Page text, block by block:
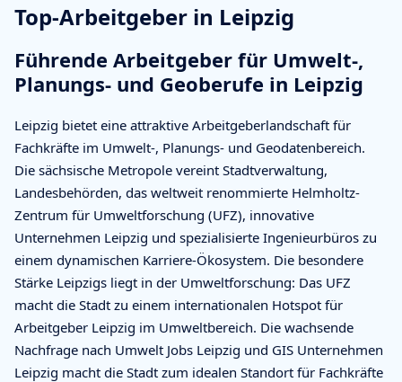
Top-Arbeitgeber in Leipzig
Führende Arbeitgeber für Umwelt-,
Planungs- und Geoberufe in Leipzig
Leipzig bietet eine attraktive Arbeitgeberlandschaft für
Fachkräfte im Umwelt-, Planungs- und Geodatenbereich.
Die sächsische Metropole vereint Stadtverwaltung,
Landesbehörden, das weltweit renommierte Helmholtz-
Zentrum für Umweltforschung (UFZ), innovative
Unternehmen Leipzig und spezialisierte Ingenieurbüros zu
einem dynamischen Karriere-Ökosystem. Die besondere
Stärke Leipzigs liegt in der Umweltforschung: Das UFZ
macht die Stadt zu einem internationalen Hotspot für
Arbeitgeber Leipzig im Umweltbereich. Die wachsende
Nachfrage nach Umwelt Jobs Leipzig und GIS Unternehmen
Leipzig macht die Stadt zum idealen Standort für Fachkräfte